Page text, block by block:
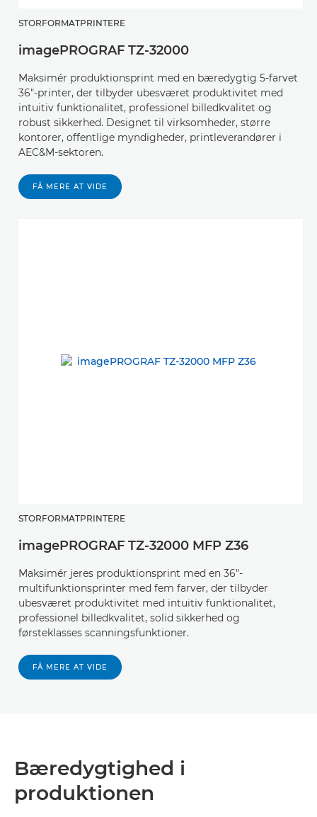
STORFORMATPRINTERE
imagePROGRAF TZ-32000
Maksimér produktionsprint med en bæredygtig 5-farvet
36"-printer, der tilbyder ubesværet produktivitet med
intuitiv funktionalitet, professionel billedkvalitet og
robust sikkerhed. Designet til virksomheder, større
kontorer, offentlige myndigheder, printleverandører i
AEC&M-sektoren.
FÅ MERE AT VIDE
STORFORMATPRINTERE
imagePROGRAF TZ-32000 MFP Z36
Maksimér jeres produktionsprint med en 36"-
multifunktionsprinter med fem farver, der tilbyder
ubesværet produktivitet med intuitiv funktionalitet,
professionel billedkvalitet, solid sikkerhed og
førsteklasses scanningsfunktioner.
FÅ MERE AT VIDE
Bæredygtighed i
produktionen